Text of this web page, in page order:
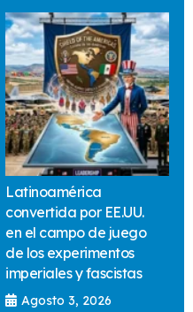
Latinoamérica
convertida por EE.UU.
en el campo de juego
de los experimentos
imperiales y fascistas
Agosto 3, 2026